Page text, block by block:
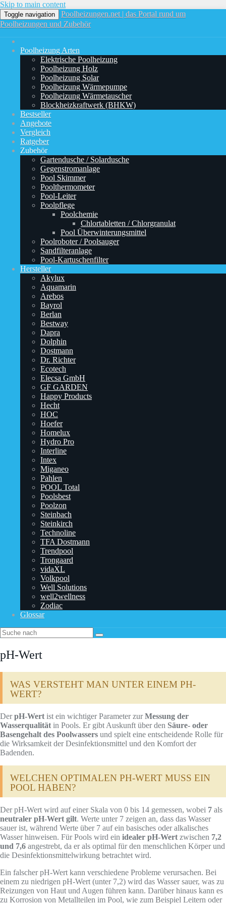
Skip to main content
Toggle navigation
Poolheizungen.net | das Portal rund um
Poolheizungen und Zubehör
Poolheizung Arten
Elektrische Poolheizung
Poolheizung Holz
Poolheizung Solar
Poolheizung Wärmepumpe
Poolheizung Wärmetauscher
Blockheizkraftwerk (BHKW)
Bestseller
Angebote
Vergleich
Ratgeber
Zubehör
Gartendusche / Solardusche
Gegenstromanlage
Pool Skimmer
Poolthermometer
Pool-Leiter
Poolpflege
Poolchemie
Chlortabletten / Chlorgranulat
Pool Überwinterungsmittel
Poolroboter / Poolsauger
Sandfilteranlage
Pool-Kartuschenfilter
Hersteller
Akylux
Aquamarin
Arebos
Bayrol
Berlan
Bestway
Dapra
Dolphin
Dostmann
Dr. Richter
Ecotech
Elecsa GmbH
GF GARDEN
Happy Products
Hecht
HOC
Hoefer
Homelux
Hydro Pro
Interline
Intex
Miganeo
Pahlen
POOL Total
Poolsbest
Poolzon
Steinbach
Steinkirch
Technoline
TFA Dostmann
‎Trendpool
Trongaard
vidaXL
Volkpool
Well Solutions
well2wellness
Zodiac
Glossar
pH-Wert
WAS VERSTEHT MAN UNTER EINEM PH-
WERT?
DerpH-Wert ist ein wichtiger Parameter zurMessung der
Wasserqualität in Pools. Er gibt Auskunft über den Säure- oder
Basengehalt des Poolwassers und spielt eine entscheidende Rolle für
die Wirksamkeit der Desinfektionsmittel und den Komfort der
Badenden.
WELCHEN OPTIMALEN PH-WERT MUSS EIN
POOL HABEN?
Der pH-Wert wird auf einer Skala von 0 bis 14 gemessen, wobei 7 als
neutraler pH-Wert gilt. Werte unter 7 zeigen an, dass das Wasser
sauer ist, während Werte über 7 auf ein basisches oder alkalisches
Wasser hinweisen. Für Pools wird ein idealer pH-Wert zwischen 7,2
und 7,6 angestrebt, da er als optimal für den menschlichen Körper und
die Desinfektionsmittelwirkung betrachtet wird.
Ein falscher pH-Wert kann verschiedene Probleme verursachen. Bei
einem zu niedrigen pH-Wert (unter 7,2) wird das Wasser sauer, was zu
Reizungen von Haut und Augen führen kann. Darüber hinaus kann es
zu Korrosion von Metallteilen im Pool, wie zum Beispiel Leitern oder